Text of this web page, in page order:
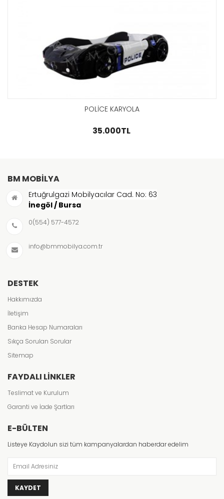
POLİCE KARYOLA
35.000TL
BM MOBILYA
Ertuğrulgazi Mobilyacılar Cad. No: 63
İnegöl / Bursa
0(554) 577-4572
info@bmmobilya.com.tr
DESTEK
Hakkımızda
İletişim
Banka Hesap Numaraları
Sıkça Sorulan Sorular
Sitemap
FAYDALI LINKLER
Teslimat ve Kurulum
Garanti ve İade Şartları
E-BÜLTEN
Listeye Kaydolun sizi tüm kampanyalardan haberdar edelim
KAYDET